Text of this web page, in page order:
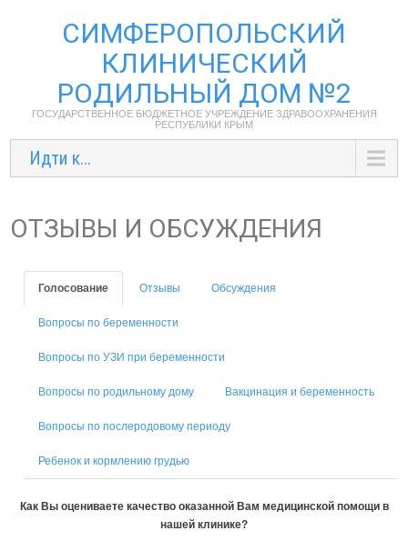
СИМФЕРОПОЛЬСКИЙ
КЛИНИЧЕСКИЙ
РОДИЛЬНЫЙ ДОМ №2
ГОСУДАРСТВЕННОЕ БЮДЖЕТНОЕ УЧРЕЖДЕНИЕ ЗДРАВООХРАНЕНИЯ
РЕСПУБЛИКИ КРЫМ
Идти к...
ОТЗЫВЫ И ОБСУЖДЕНИЯ
Голосование Отзывы Обсуждения
Вопросы по беременности
Вопросы по УЗИ при беременности
Вопросы по родильному дому Вакцинация и беременность
Вопросы по послеродовому периоду
Ребенок и кормлению грудью
Как Вы оцениваете качество оказанной Вам медицинской помощи в
нашей клинике?